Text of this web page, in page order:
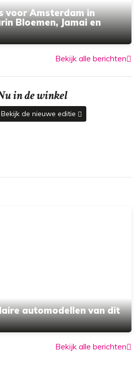
voor Amsterdam in
Bloemen, Jamai en
Bekijk alle berichten
in de winkel
Bekijk de nieuwe editie
automodellen van dit
Bekijk alle berichten